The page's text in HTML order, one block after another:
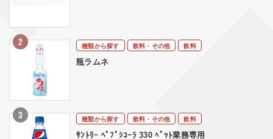
種類から探す 飲料・その他
飲料
瓶ラムネ
種類から探す 飲料・その他
飲料
ｻﾝﾄﾘｰ ﾍﾟﾌﾟｼｺｰﾗ 330 ﾍﾟｯﾄ業務専用